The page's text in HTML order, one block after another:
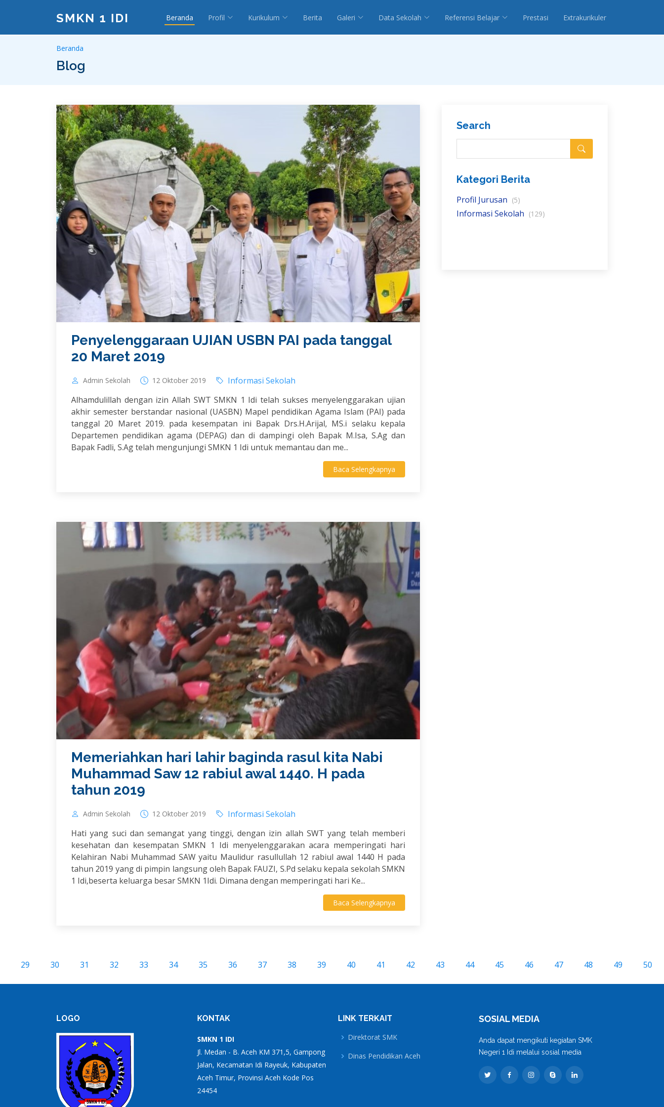
SMKN 1 IDI Beranda Profil Kurikulum Berita Galeri Data Sekolah Referensi Belajar Prestasi Extrakurikuler
Beranda
Blog
Penyelenggaraan UJIAN USBN PAI pada tanggal
20 Maret 2019
Admin Sekolah 12 Oktober 2019
Informasi Sekolah
Alhamdulillah dengan izin Allah SWT SMKN 1 Idi telah sukses menyelenggarakan ujian
akhir semester berstandar nasional (UASBN) Mapel pendidikan Agama Islam (PAI) pada
tanggal 20 Maret 2019. pada kesempatan ini Bapak Drs.H.Arijal, MS.i selaku kepala
Departemen pendidikan agama (DEPAG) dan di dampingi oleh Bapak M.Isa, S.Ag dan
Bapak Fadli, S.Ag telah mengunjungi SMKN 1 Idi untuk memantau dan me...
Baca Selengkapnya
Memeriahkan hari lahir baginda rasul kita Nabi
Muhammad Saw 12 rabiul awal 1440. H pada
tahun 2019
Admin Sekolah 12 Oktober 2019
Informasi Sekolah
Hati yang suci dan semangat yang tinggi, dengan izin allah SWT yang telah memberi
kesehatan dan kesempatan SMKN 1 Idi menyelenggarakan acara memperingati hari
Kelahiran Nabi Muhammad SAW yaitu Maulidur rasullullah 12 rabiul awal 1440 H pada
tahun 2019 yang di pimpin langsung oleh Bapak FAUZI, S.Pd selaku kepala sekolah SMKN
1 Idi,beserta keluarga besar SMKN 1Idi. Dimana dengan memperingati hari Ke...
Baca Selengkapnya
29 30 31 32 33 34 35 36 37 38 39 40 41 42 43 44 45 46 47 48 49 50
Search
Kategori Berita
Profil Jurusan (5)
Informasi Sekolah (129)
LOGO KONTAK
SMKN 1 IDI
Jl. Medan - B. Aceh KM 371,5, Gampong
Jalan, Kecamatan Idi Rayeuk, Kabupaten
Aceh Timur, Provinsi Aceh Kode Pos
24454
LINK TERKAIT
Direktorat SMK
Dinas Pendidikan Aceh
SOSIAL MEDIA
Anda dapat mengikuti kegiatan SMK
Negeri 1 Idi melalui sosial media